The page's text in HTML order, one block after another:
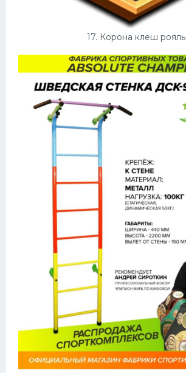
17. Корона клеш рояль